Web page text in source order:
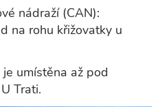
nádraží (CAN):
na rohu křižovatky u
umístěna až pod
Trati.